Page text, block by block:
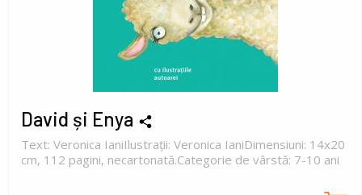
David și Enya
Text: Veronica IaniIlustrații: Veronica IaniDimensiuni: 14x20
cm, 112 pagini, necartonată.Categorie de vârstă: 7-10 ani